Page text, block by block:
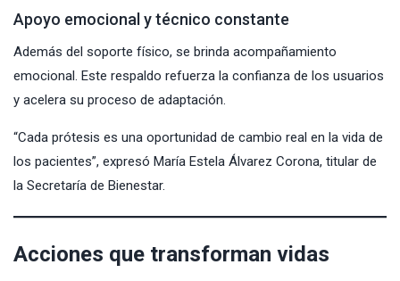
Apoyo emocional y técnico constante
Además del soporte físico, se brinda acompañamiento
emocional. Este respaldo refuerza la confianza de los usuarios
y acelera su proceso de adaptación.
“Cada prótesis es una oportunidad de cambio real en la vida de
los pacientes”, expresó María Estela Álvarez Corona, titular de
la Secretaría de Bienestar.
Acciones que transforman vidas